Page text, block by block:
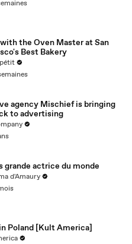
the Oven Master at San
Best Bakery
agency Mischief is bringing
to advertising
grande actrice du monde
d'Amaury
Poland [Kult America]